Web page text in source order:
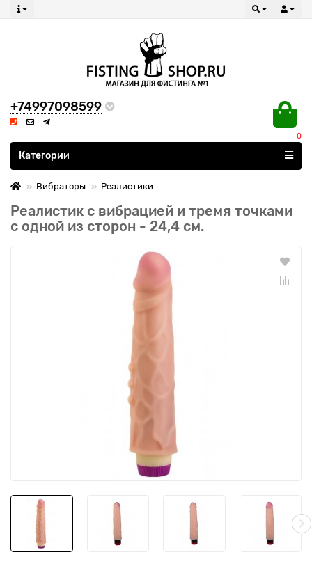
+74997098599
0
Все категории
Категории
Вибраторы Реалистики
Реалистик с вибрацией и тремя точками
с одной из сторон - 24,4 см.